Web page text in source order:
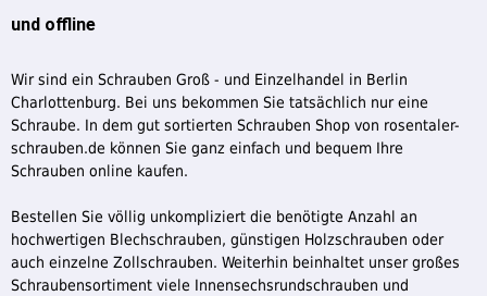
und offline
Wir sind ein Schrauben Groß - und Einzelhandel in Berlin
Charlottenburg. Bei uns bekommen Sie tatsächlich nur eine
Schraube. In dem gut sortierten Schrauben Shop von rosentaler-
schrauben.de können Sie ganz einfach und bequem Ihre
Schrauben online kaufen.
Bestellen Sie völlig unkompliziert die benötigte Anzahl an
hochwertigen Blechschrauben, günstigen Holzschrauben oder
auch einzelne Zollschrauben. Weiterhin beinhaltet unser großes
Schraubensortiment viele Innensechsrundschrauben und